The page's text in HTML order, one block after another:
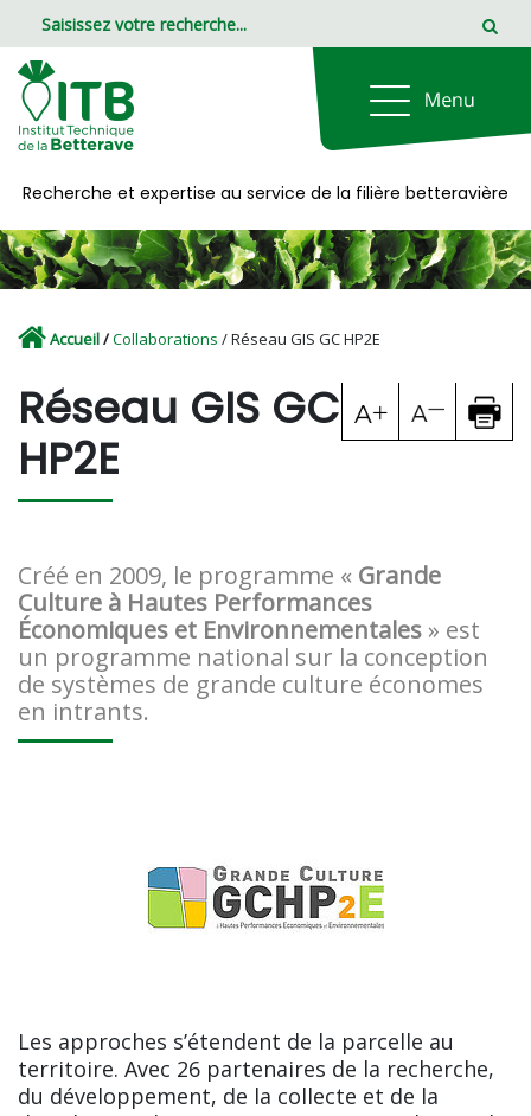
Recherche et expertise au service de la filière betteravière
Accueil/Collaborations / Réseau GIS GC HP2E
Réseau GIS GC
HP2E
Créé en 2009, le programme « Grande
Culture à Hautes Performances
Économiques et Environnementales» est
un programme national sur la conception
de systèmes de grande culture économes
en intrants.
Les approches s’étendent de la parcelle au
territoire. Avec 26 partenaires de la recherche,
du développement, de la collecte et de la
Panneau de gestion des cookies